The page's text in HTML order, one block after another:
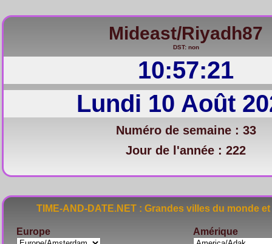
Mideast/Riyadh87
DST: non
10:57:22
Lundi 10 Août
Numéro de semaine : 33
Jour de l'année : 222
TIME-AND-DATE.NET : Grandes villes du
Europe Amérique